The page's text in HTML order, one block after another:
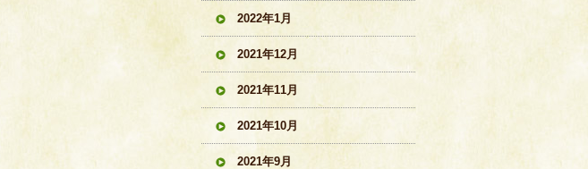
2022年1月
2021年12月
2021年11月
2021年10月
2021年9月